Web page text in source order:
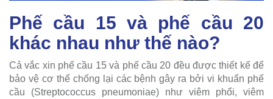
Phế cầu 15 và phế cầu 20
khác nhau như thế nào?
Cả vắc xin phế cầu 15 và phế cầu 20 đều được thiết kế để
bảo vệ cơ thể chống lại các bệnh gây ra bởi vi khuẩn phế
cầu (Streptococcus pneumoniae) như viêm phổi, viêm